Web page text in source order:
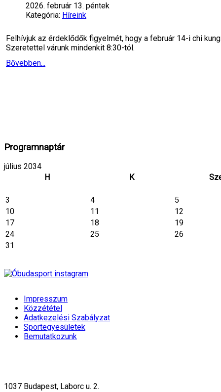
2026. február 13. péntek
Kategória: Híreink
Felhívjuk az érdeklődők figyelmét, hogy a február 14-i chi
Szeretettel várunk mindenkit 8:30-tól.
Bővebben...
Programnaptár
július 2034
H
K
3 4
5
10
11
12
17
18
19
24
25
26
31
Impresszum
Közzététel
Adatkezelési Szabályzat
Sportegyesületek
Bemutatkozunk
1037 Budapest, Laborc u. 2.